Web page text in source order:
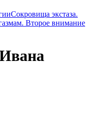
Сокровища экстаза.
Второе внимание